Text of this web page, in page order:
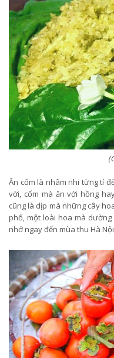
Ăn cốm là nhâm nhi từng tí
vời, cốm mà ăn với hồng
cũng là dịp mà những cây
phố, một loài hoa mà
nhớ ngay đến mùa thu Hà